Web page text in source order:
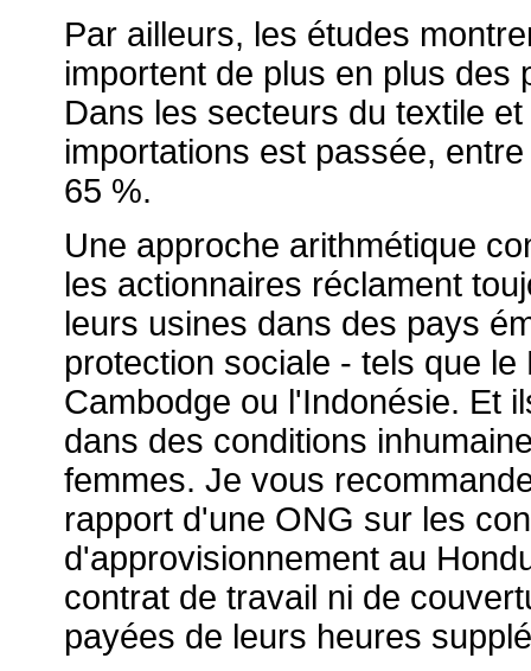
Par ailleurs, les études
importent de plus en plus des
Dans les secteurs du textile
importations est passée,
65 %.
Une approche arithmétique
les actionnaires réclament
leurs usines dans des pays
protection sociale - tels que
Cambodge ou l'Indonésie. Et
dans des conditions
femmes. Je vous
rapport d'une ONG sur les
d'approvisionnement au
contrat de travail ni de
payées de leurs heures